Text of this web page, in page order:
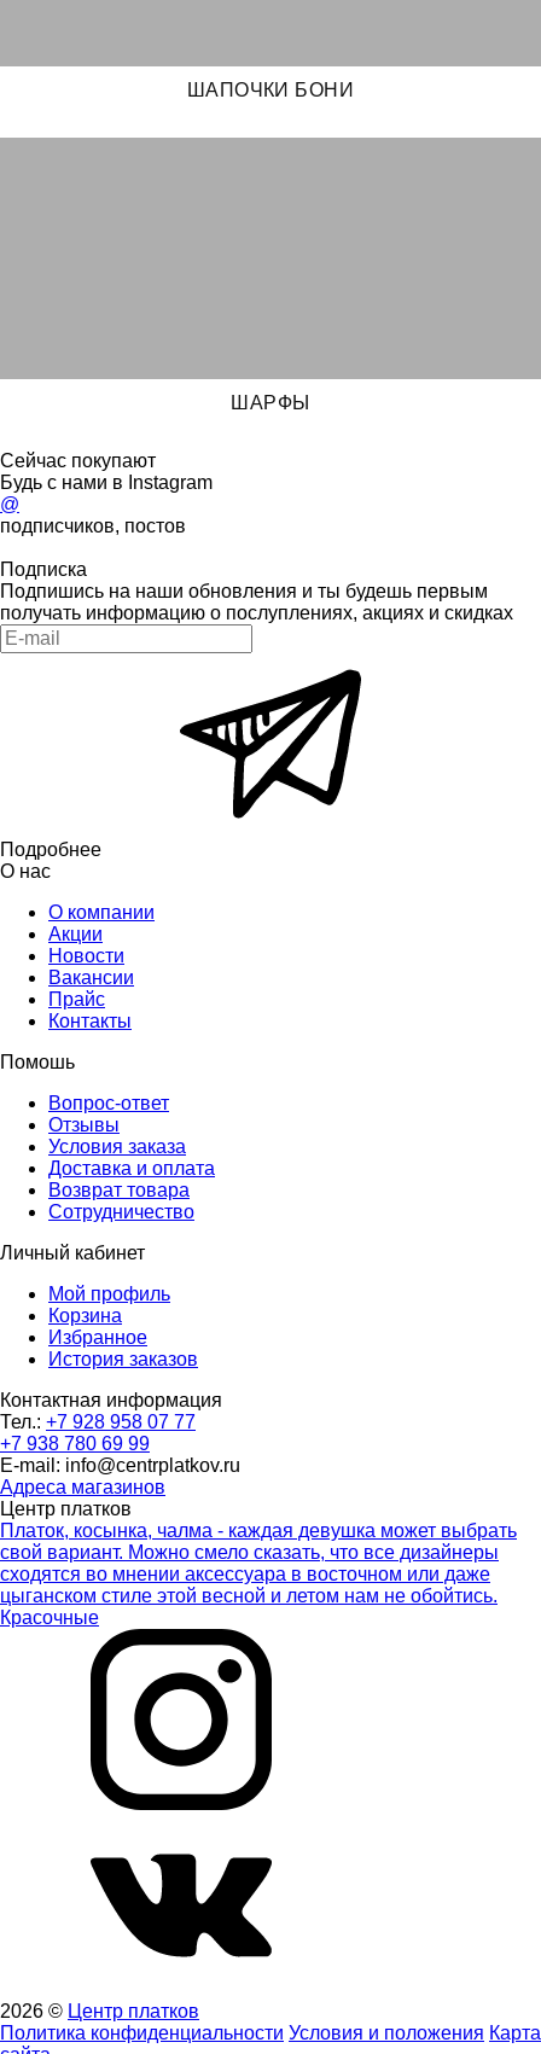
ШАПОЧКИ БОНИ
ШАРФЫ
Сейчас покупают
Будь с нами в Instagram
@
подписчиков, постов
Подписка
Подпишись на наши обновления и ты будешь первым
получать информацию о послуплениях, акциях и скидках
Подробнее
О нас
О компании
Акции
Новости
Вакансии
Прайс
Контакты
Помошь
Вопрос-ответ
Отзывы
Условия заказа
Доставка и оплата
Возврат товара
Сотрудничество
Личный кабинет
Мой профиль
Корзина
Избранное
История заказов
Контактная информация
Тел.: +7 928 958 07 77
+7 938 780 69 99
E-mail: info@centrplatkov.ru
Адреса магазинов
Центр платков
Платок, косынка, чалма - каждая девушка может выбрать
свой вариант. Можно смело сказать, что все дизайнеры
сходятся во мнении аксессуара в восточном или даже
цыганском стиле этой весной и летом нам не обойтись.
Красочные
2026 © Центр платков
Политика конфиденциальности Условия и положения Карта